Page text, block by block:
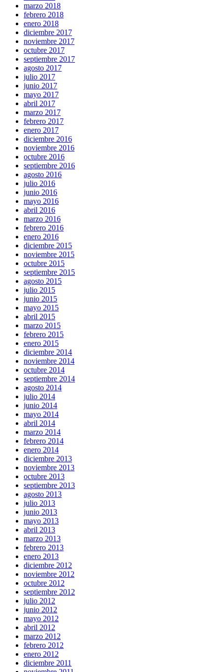
marzo 2018
febrero 2018
enero 2018
diciembre 2017
noviembre 2017
octubre 2017
septiembre 2017
agosto 2017
julio 2017
junio 2017
mayo 2017
abril 2017
marzo 2017
febrero 2017
enero 2017
diciembre 2016
noviembre 2016
octubre 2016
septiembre 2016
agosto 2016
julio 2016
junio 2016
mayo 2016
abril 2016
marzo 2016
febrero 2016
enero 2016
diciembre 2015
noviembre 2015
octubre 2015
septiembre 2015
agosto 2015
julio 2015
junio 2015
mayo 2015
abril 2015
marzo 2015
febrero 2015
enero 2015
diciembre 2014
noviembre 2014
octubre 2014
septiembre 2014
agosto 2014
julio 2014
junio 2014
mayo 2014
abril 2014
marzo 2014
febrero 2014
enero 2014
diciembre 2013
noviembre 2013
octubre 2013
septiembre 2013
agosto 2013
julio 2013
junio 2013
mayo 2013
abril 2013
marzo 2013
febrero 2013
enero 2013
diciembre 2012
noviembre 2012
octubre 2012
septiembre 2012
julio 2012
junio 2012
mayo 2012
abril 2012
marzo 2012
febrero 2012
enero 2012
diciembre 2011